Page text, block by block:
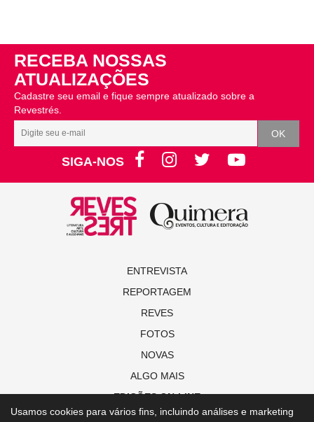
RECEBA NOSSAS
ATUALIZAÇÕES
Cadastre seu email e fique sempre atualizado sobre a
Revestrés.
SIGA-NOS
ENTREVISTA
REPORTAGEM
REVES
FOTOS
NOVAS
ALGO MAIS
EDIÇÕES ON-LINE
Usamos cookies para vários fins, incluindo análises e marketing